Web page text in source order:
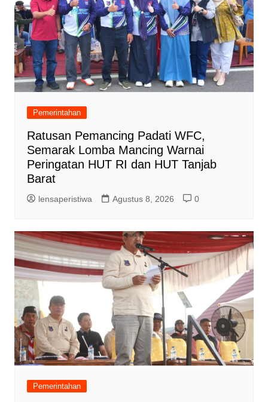
Pemerintahan
Ratusan Pemancing Padati WFC,
Semarak Lomba Mancing Warnai
Peringatan HUT RI dan HUT Tanjab
Barat
lensaperistiwa Agustus 8, 2026 0
Pemerintahan